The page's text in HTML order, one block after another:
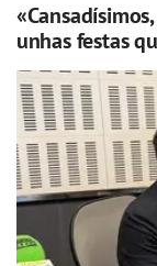
unhas festas